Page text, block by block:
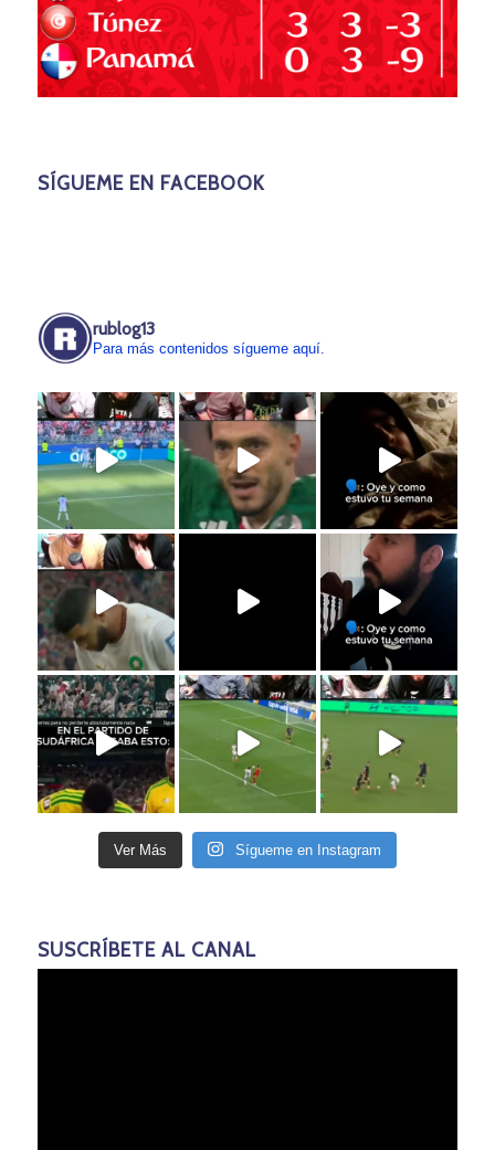
SÍGUEME EN FACEBOOK
rublog13
Para más contenidos sígueme aquí.
Ver Más Sígueme en Instagram
SUSCRÍBETE AL CANAL